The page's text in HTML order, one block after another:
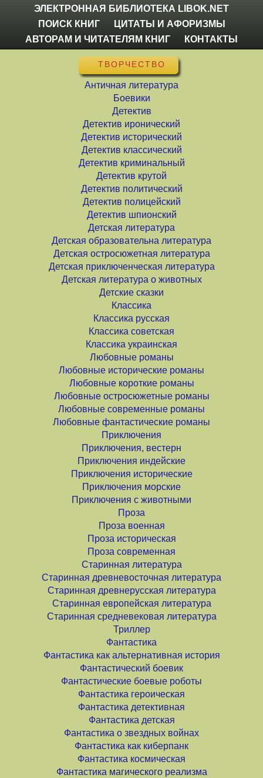
ЭЛЕКТРОННАЯ БИБЛИОТЕКА LIBOK.NET
ПОИСК КНИГ
ЦИТАТЫ И АФОРИЗМЫ
АВТОРАМ И ЧИТАТЕЛЯМ КНИГ
КОНТАКТЫ
ТВОРЧЕСТВО
Античная литература
Боевики
Детектив
Детектив иронический
Детектив исторический
Детектив классический
Детектив криминальный
Детектив крутой
Детектив политический
Детектив полицейский
Детектив шпионский
Детская литература
Детская образовательна литература
Детская остросюжетная литература
Детская приключенческая литература
Детская литература о животных
Детские сказки
Классика
Классика русская
Классика советская
Классика украинская
Любовные романы
Любовные исторические романы
Любовные короткие романы
Любовные остросюжетные романы
Любовные современные романы
Любовные фантастические романы
Приключения
Приключения, вестерн
Приключения индейские
Приключения исторические
Приключения морские
Приключения с животными
Проза
Проза военная
Проза историческая
Проза современная
Старинная литература
Старинная древневосточная литература
Старинная древнерусская литература
Старинная европейская литература
Старинная средневековая литература
Триллер
Фантастика
Фантастика как альтернативная история
Фантастический боевик
Фантастические боевые роботы
Фантастика героическая
Фантастика детективная
Фантастика детская
Фантастика о звездных войнах
Фантастика как киберпанк
Фантастика космическая
Фантастика магического реализма